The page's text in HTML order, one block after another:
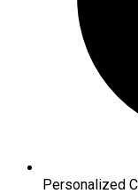
Personalized